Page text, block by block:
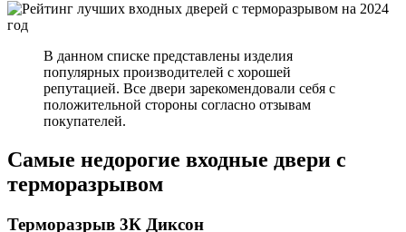
В данном списке представлены изделия
популярных производителей с хорошей
репутацией. Все двери зарекомендовали себя с
положительной стороны согласно отзывам
покупателей.
Самые недорогие входные двери с
терморазрывом
Терморазрыв 3К Диксон